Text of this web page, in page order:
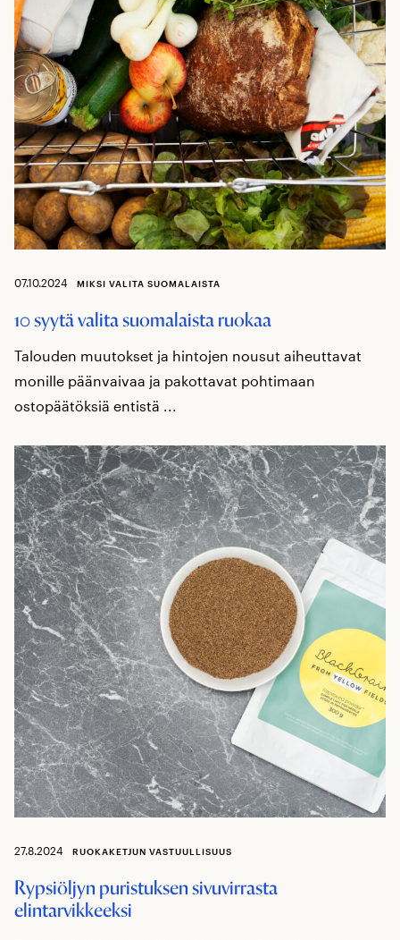
07.10.2024 MIKSI VALITA SUOMALAISTA
10 syytä valita suomalaista ruokaa
Talouden muutokset ja hintojen nousut aiheuttavat
monille päänvaivaa ja pakottavat pohtimaan
ostopäätöksiä entistä ...
27.8.2024 RUOKAKETJUN VASTUULLISUUS
Rypsiöljyn puristuksen sivuvirrasta
elintarvikkeeksi